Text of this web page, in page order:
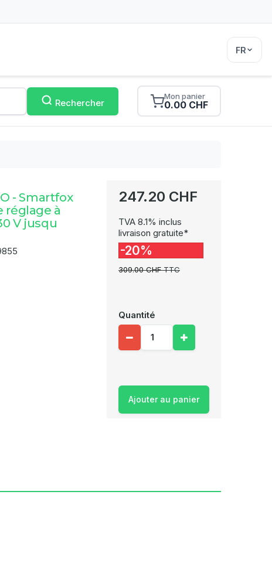
FR
Rechercher
Mon panier
0.00 CHF
- Smartfox
réglage à
V jusqu
247.20 CHF
TVA 8.1% inclus
livraison gratuite*
-20%
309.00 CHFTTC
Quantité
Ajouter au panier